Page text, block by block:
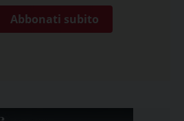
Abbonati subito